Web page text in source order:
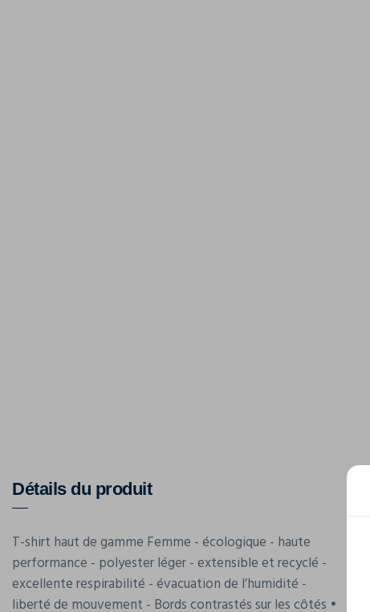
Détails du produit
T-shirt haut de gamme Femme - écologique - haute
performance - polyester léger - extensible et recyclé -
excellente respirabilité - évacuation de l’humidité -
liberté de mouvement - Bords contrastés sur les côtés •